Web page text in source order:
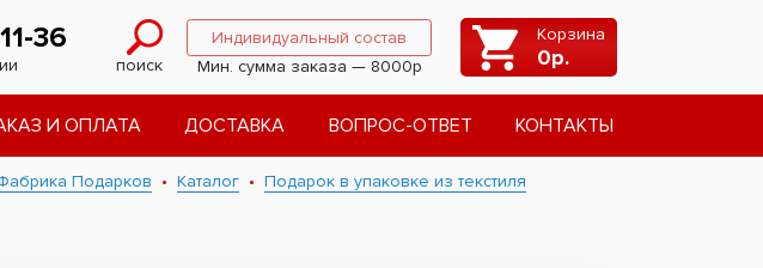
36
поиск
Индивидуальный состав
Мин. сумма заказа — 8000р
Корзина
0р.
И ОПЛАТА ДОСТАВКА ВОПРОС-ОТВЕТ КОНТАКТЫ
Подарков Каталог
Подарок в упаковке из текстиля